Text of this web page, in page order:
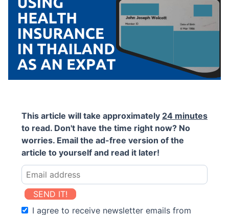
This article will take approximately 24 minutes
to read. Don't have the time right now? No
worries. Email the ad-free version of the
article to yourself and read it later!
SEND IT!
I agree to receive newsletter emails from